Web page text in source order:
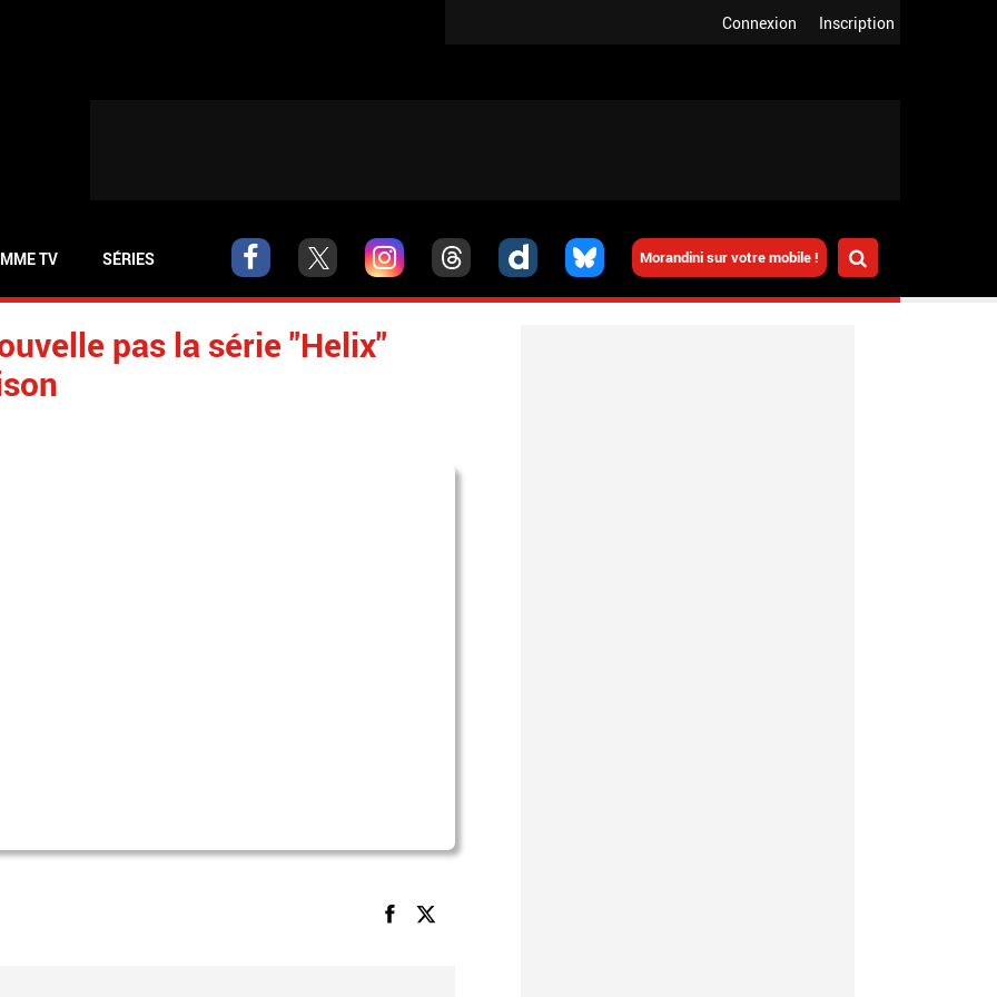
Inscription
Connexion
Morandini sur votre mobile !
TV SÉRIES
pas la série "Helix"